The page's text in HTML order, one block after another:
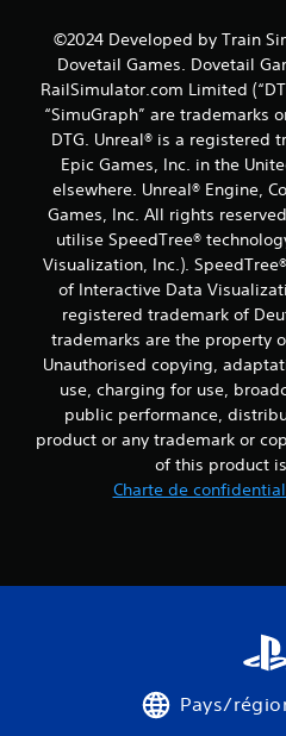
©2024 Developed by Train
Dovetail Games. Dovetail
RailSimulator.com Limited
“SimuGraph” are trademarks
DTG. Unreal® is a registered
Epic Games, Inc. in the
elsewhere. Unreal® Engine,
Games, Inc. All rights
utilise SpeedTree®
Visualization, Inc.).
of Interactive Data
registered trademark of
trademarks are the property
Unauthorised copying,
use, charging for use,
public performance,
product or any trademark or
of this product
Charte de
Pays/